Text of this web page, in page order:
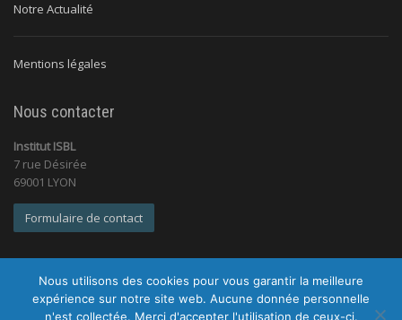
Notre Actualité
Mentions légales
Nous contacter
Institut ISBL
7 rue Désirée
69001 LYON
Formulaire de contact
Nous utilisons des cookies pour vous garantir la meilleure
expérience sur notre site web. Aucune donnée personnelle
n'est collectée. Merci d'accepter l'utilisation de ceux-ci.